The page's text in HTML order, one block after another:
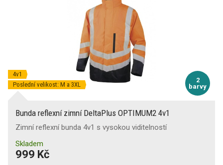
2
barvy
4v1
Poslední velikost: M a 3XL
Bunda reflexní zimní DeltaPlus OPTIMUM2 4v1
Zimní reflexní bunda 4v1 s vysokou viditelností
Skladem
999 Kč